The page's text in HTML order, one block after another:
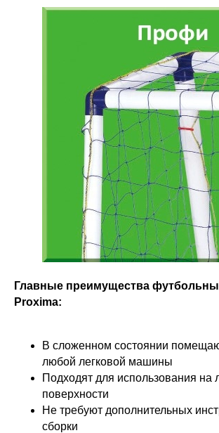
Главные преимущества
Proxima:
В сложенном состоянии
любой легковой машины
Подходят для использования на
поверхности
Не требуют дополнительных
сборки